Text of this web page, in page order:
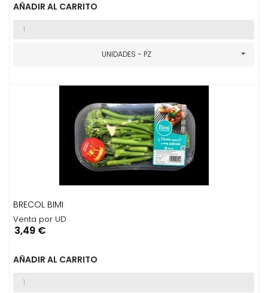
AÑADIR AL CARRITO
UNIDADES - PZ
BRECOL BIMI
Venta por UD
Precio
3,49 €
AÑADIR AL CARRITO